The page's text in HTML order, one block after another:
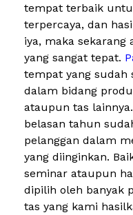
tempat terbaik
terpercaya, dan
iya, maka sekarang
yang sangat tepat.
tempat yang sudah
dalam bidang
ataupun tas
belasan tahun
pelanggan dalam
yang diinginkan.
seminar ataupun
dipilih oleh banyak
tas yang kami